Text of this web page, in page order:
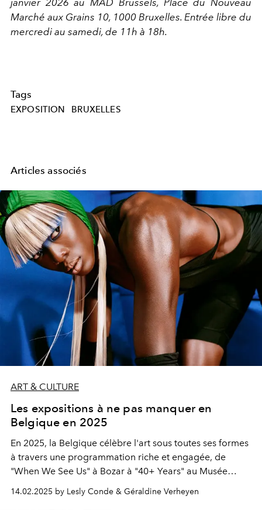
Marché aux Grains 10, 1000 Bruxelles. Entrée libre du
mercredi au samedi, de 11h à 18h.
Tags
EXPOSITION BRUXELLES
Articles associés
ART & CULTURE
Les expositions à ne pas manquer en
Belgique en 2025
En 2025, la Belgique célèbre l'art sous toutes ses formes
à travers une programmation riche et engagée, de
"When We See Us" à Bozar à "40+ Years" au Musée
Mode & Dentelle.
14.02.2025 by Lesly Conde & Géraldine Verheyen